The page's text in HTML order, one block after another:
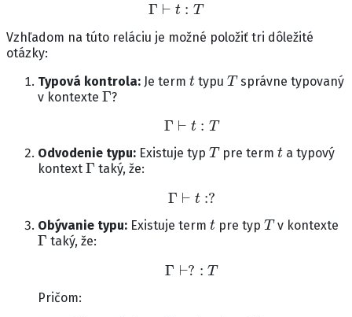
Γ⊢t :T
Vzhľadom na túto reláciu je možné položiť tri dôležité
otázky:
Typová kontrola: Je term
t
typu
T
správne typovaný
v kontexte
Γ
?
Γ⊢t :T
Odvodenie typu: Existuje typ
T
pre term
t
a typový
kontext
Γ
taký, že:
Γ ⊢ t ?
Obývanie typu: Existuje term
t
pre typ
T
v kontexte
Γ
taký, že:
Γ ⊢? : T
Pričom: